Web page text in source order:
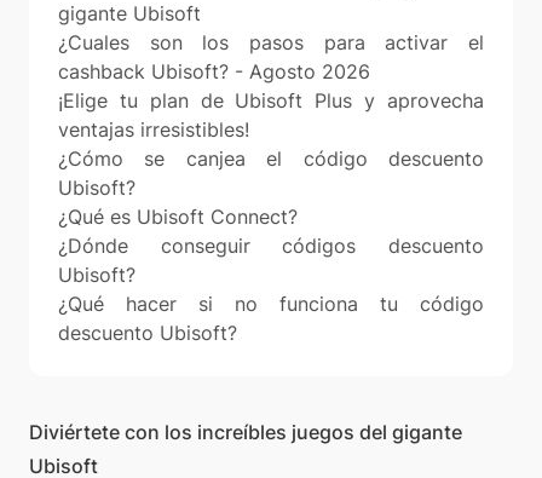
gigante Ubisoft
¿Cuales son los pasos para activar el
cashback Ubisoft? - Agosto 2026
¡Elige tu plan de Ubisoft Plus y aprovecha
ventajas irresistibles!
¿Cómo se canjea el código descuento
Ubisoft?
¿Qué es Ubisoft Connect?
¿Dónde conseguir códigos descuento
Ubisoft?
¿Qué hacer si no funciona tu código
descuento Ubisoft?
Diviértete con los increíbles juegos del gigante
Ubisoft